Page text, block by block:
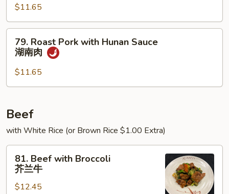
with
Szechuan
Sauce
$11.65
Roast
Pork
with
Hunan
湖
南
肉
79. Roast Pork with Hunan Sauce
湖南肉
$11.65
Beef
with White Rice (or Brown Rice $1.00 Extra)
Beef
with
Broccoli
81. Beef with Broccoli
芥兰牛
$12.45